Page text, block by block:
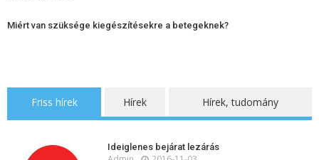
Miért van szüksége kiegészítésekre a betegeknek?
Friss hírek Hírek Hírek, tudomány
Ideiglenes bejárat lezárás